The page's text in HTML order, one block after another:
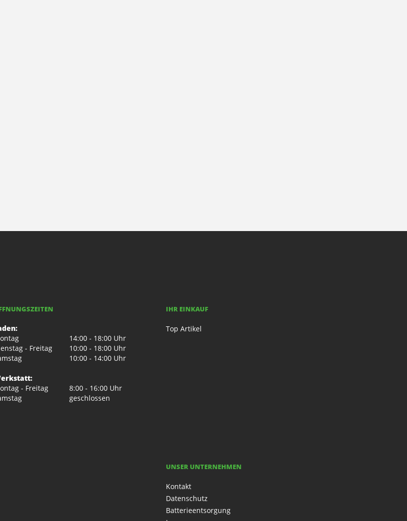
14:00 - 18:00 Uhr
- Freitag
10:00 - 18:00 Uhr
10:00 - 14:00 Uhr
- Freitag
8:00 - 16:00 Uhr
geschlossen
IHR EINKAUF
Top Artikel
UNSER UNTERNEHMEN
Kontakt
Datenschutz
Batterieentsorgung